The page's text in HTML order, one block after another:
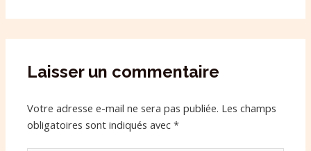
Laisser un commentaire
Votre adresse e-mail ne sera pas publiée. Les champs
obligatoires sont indiqués avec*